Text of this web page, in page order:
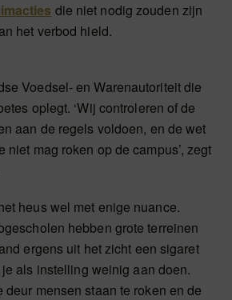
die niet nodig zouden zijn
het verbod hield.
Voedsel- en Warenautoriteit die
oplegt. ‘Wij controleren of de
aan de regels voldoen, en de wet
niet mag roken op de campus’, zegt
heus wel met enige nuance.
hebben grote terreinen
ergens uit het zicht een sigaret
als instelling weinig aan doen.
deur mensen staan te roken en de